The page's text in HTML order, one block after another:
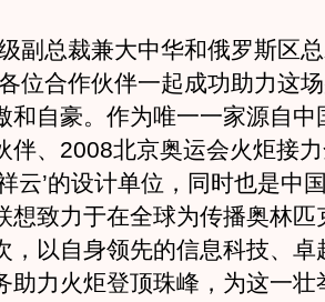
副总裁兼大中华和俄罗斯区
位合作伙伴一起成功助力这
和自豪。作为唯一一家源自中
伴、2008北京奥运会火炬接
云’的设计单位，同时也是中
想致力于在全球为传播奥林匹
，以自身领先的信息科技、卓
助力火炬登顶珠峰，为这一壮